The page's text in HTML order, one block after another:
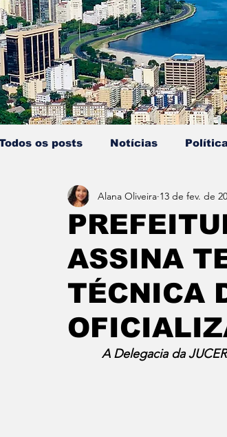
os posts Notícias
Estado do Rio Notícias em 1
Dois cafés e a conta Angra
ASSINA
TÉCNICA
Alana Oliveira 13 de fev. de
A Delegacia da